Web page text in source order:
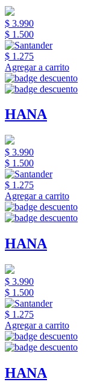
$ 3.990
$ 1.500
$ 1.275
Agregar a carrito
HANA
$ 3.990
$ 1.500
$ 1.275
Agregar a carrito
HANA
$ 3.990
$ 1.500
$ 1.275
Agregar a carrito
HANA